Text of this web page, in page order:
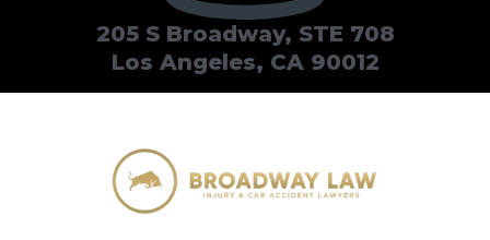
205 S Broadway, STE 708
Los Angeles, CA 90012